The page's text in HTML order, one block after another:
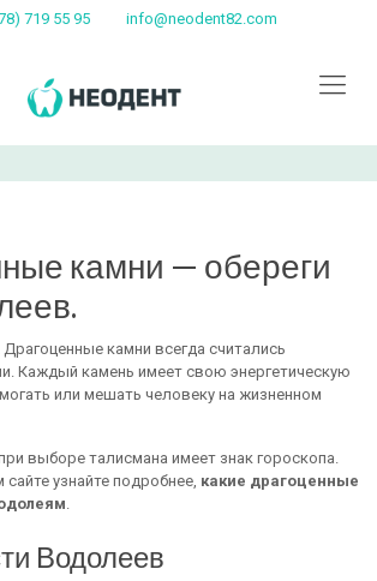
719 55 95 info@neodent82.com
камни — обереги
камни всегда считались
Каждый камень имеет свою энергетическую
или мешать человеку на жизненном
выборе талисмана имеет знак гороскопа.
узнайте подробнее, какие драгоценные
.
Водолеев